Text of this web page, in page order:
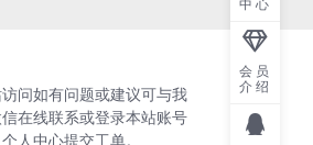
问如有问题或建议可与我
在线联系或登录本站账号
人中心提交工单。
中心
会员
介绍